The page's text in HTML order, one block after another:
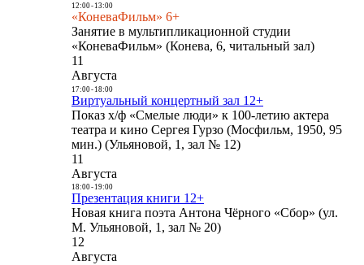
12:00- 13:00
«КоневаФильм» 6+
Занятие в мультипликационной студии
«КоневаФильм» (Конева, 6, читальный зал)
11
Августа
17:00- 18:00
Виртуальный концертный зал 12+
Показ х/ф «Смелые люди» к 100-летию актера
театра и кино Сергея Гурзо (Мосфильм, 1950, 95
мин.) (Ульяновой, 1, зал № 12)
11
Августа
18:00- 19:00
Презентация книги 12+
Новая книга поэта Антона Чёрного «Сбор» (ул.
М. Ульяновой, 1, зал № 20)
12
Августа